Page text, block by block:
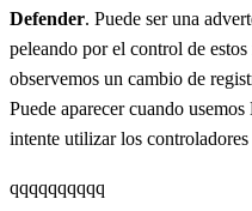
Defender. Puede ser una
peleando por el control de
observemos un cambio de
Puede aparecer cuando
intente utilizar los controladores
qqqqqqqqqq